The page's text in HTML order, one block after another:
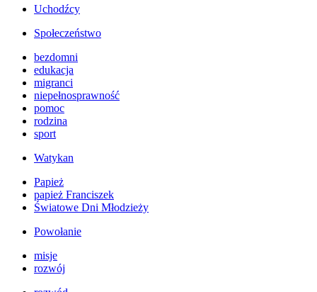
Uchodźcy
Społeczeństwo
bezdomni
edukacja
migranci
niepełnosprawność
pomoc
rodzina
sport
Watykan
Papież
papież Franciszek
Światowe Dni Młodzieży
Powołanie
misje
rozwój